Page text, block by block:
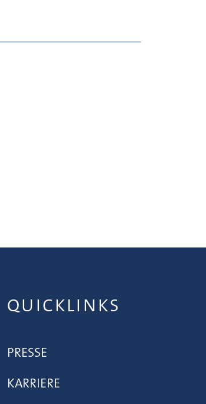
QUICKLINKS
PRESSE
KARRIERE